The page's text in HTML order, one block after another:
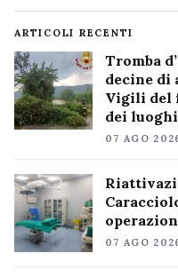
ARTICOLI RECENTI
Tromba
decine di
Vigili del
dei luoghi
07 AGO
07 AGO